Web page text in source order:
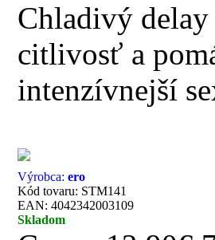
Chladivý
citlivosť a
intenzívnejší
Výrobca:ero
Kód tovaru: STM141
EAN: 4042342003109
Skladom